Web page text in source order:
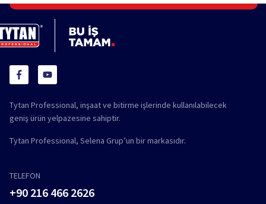
Tytan Professional, inşaat ve bitirme işlerinde kullanılabilecek
geniş ürün yelpazesine sahiptir.
Tytan Professional, Selena Grup’un bir markasıdır.
TELEFON
+90 216 466 2626